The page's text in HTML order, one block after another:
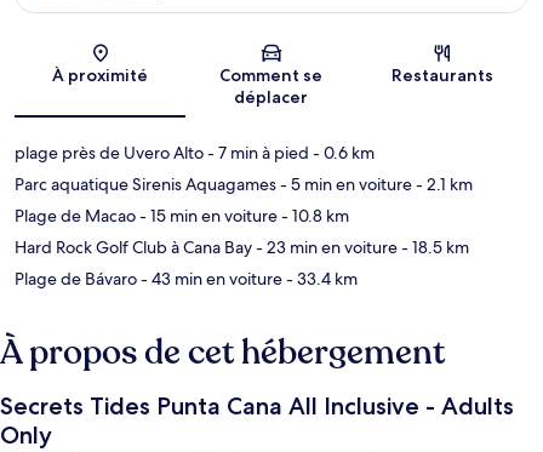
Carte
À proximité
Comment se
déplacer
Restaurants
plage près de Uvero Alto- 7 min à pied - 0.6 km
Parc aquatique Sirenis Aquagames- 5 min en voiture- 2.1 km
Plage de Macao- 15 min en voiture- 10.8 km
Hard Rock Golf Club à Cana Bay- 23 min en voiture- 18.5 km
Plage de Bávaro- 43 min en voiture- 33.4 km
À propos de cet hébergement
Secrets Tides Punta Cana All Inclusive - Adults
Only